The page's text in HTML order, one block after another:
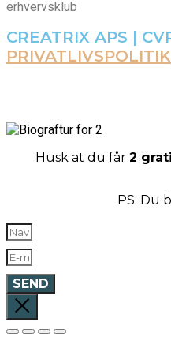
CREATRIX APS |
PRIVATLIVSPOLITIK
Husk at du får 2
PS: Du
SEND